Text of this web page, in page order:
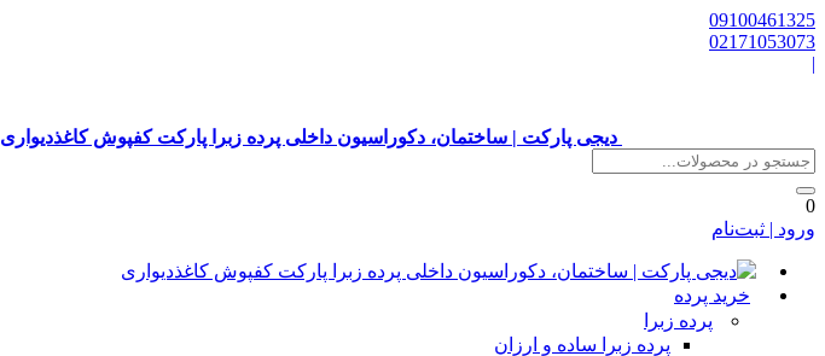
09100461325
02171053073
|
دیجی پارکت | ساختمان، دکوراسیون داخلی پرده زبرا پارکت کفپوش کاغذدیواری
0
ورود | ثبت‌نام
خرید پرده
پرده زبرا
پرده زبرا ساده و ارزان